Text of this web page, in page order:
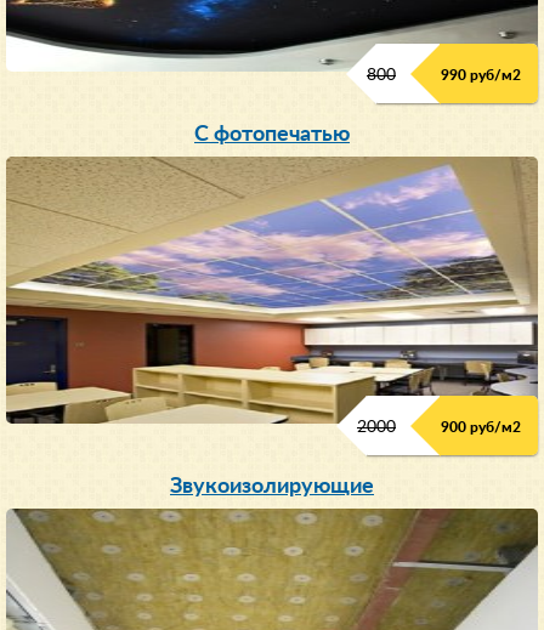
800 990 руб/м2
С фотопечатью
2000 900 руб/м2
Звукоизолирующие